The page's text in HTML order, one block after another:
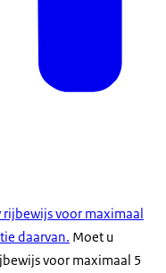
voor maximaal
daarvan. Moet u
voor maximaal 5